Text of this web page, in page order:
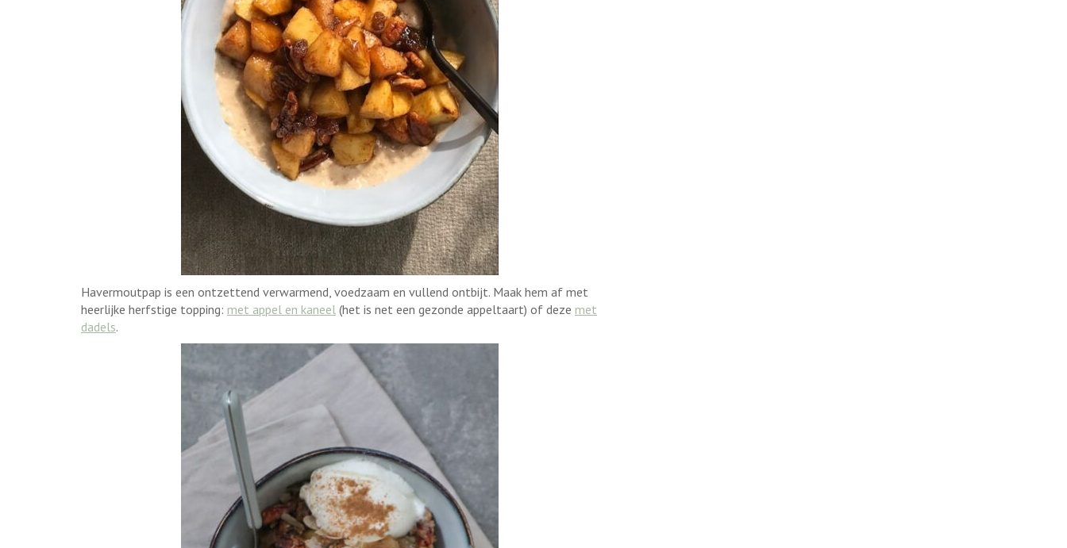
Havermoutpap is een ontzettend verwarmend, voedzaam en vullend ontbijt. Maak hem af met
heerlijke herfstige topping: met appel en kaneel (het is net een gezonde appeltaart) of deze met
dadels.